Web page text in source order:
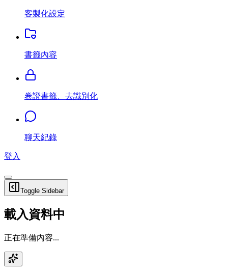
客製化設定
書籤內容
卷證書籤、去識別化
聊天紀錄
登入
Toggle Sidebar
載入資料中
正在準備內容...